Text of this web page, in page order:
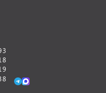
дорога, д. 2/14